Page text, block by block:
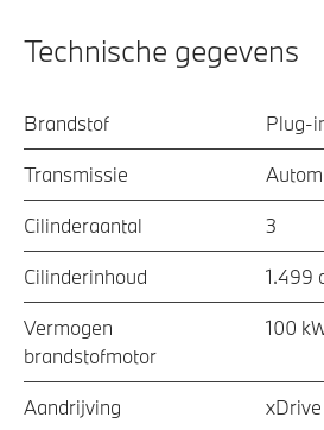
Technische gegevens
Brandstof Plug-
Transmissie
Cilinderaantal 3
Cilinderinhoud 1.499
Vermogen
brandstofmotor
100
Aandrijving